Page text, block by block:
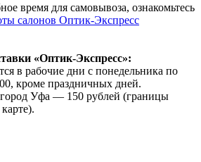
время для самовывоза, ознакомьтесь
салонов Оптик-Экспресс
«Оптик-Экспресс»:
в рабочие дни с понедельника по
кроме праздничных дней.
город Уфа — 150 рублей (границы